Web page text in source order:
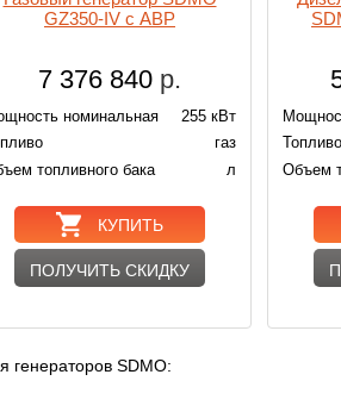
GZ350-IV с АВР
7 376 840 р.
номинальная
255 кВт
газ
топливного бака
л
КУПИТЬ
ПОЛУЧИТЬ СКИДКУ
Топливо
Объем
генераторов SDMO: